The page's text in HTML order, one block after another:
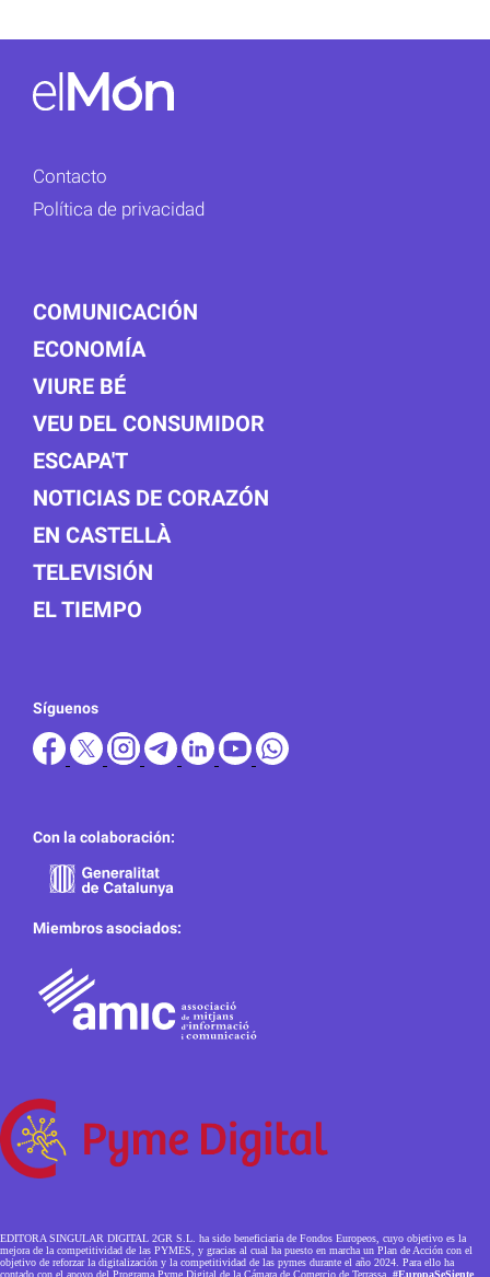
Contacto
Política de privacidad
COMUNICACIÓN
ECONOMÍA
VIURE BÉ
VEU DEL CONSUMIDOR
ESCAPA'T
NOTICIAS DE CORAZÓN
EN CASTELLÀ
TELEVISIÓN
EL TIEMPO
Síguenos
Con la colaboración:
Miembros asociados:
EDITORA SINGULAR DIGITAL 2GR S.L. ha sido beneficiaria de Fondos Europeos, cuyo objetivo es la
mejora de la competitividad de las PYMES, y gracias al cual ha puesto en marcha un Plan de Acción con el
objetivo de reforzar la digitalización y la competitividad de las pymes durante el año 2024. Para ello ha